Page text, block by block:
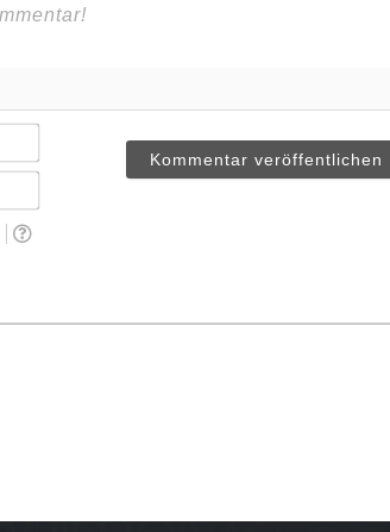
Name*
Email*